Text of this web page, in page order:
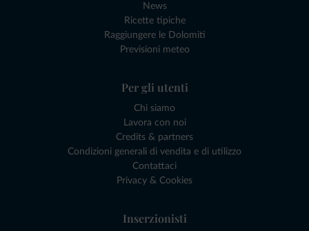
News
Ricette tipiche
Raggiungere le Dolomiti
Previsioni meteo
Per gli utenti
Chi siamo
Lavora con noi
Credits & partners
Condizioni generali di vendita e di utilizzo
Contattaci
Privacy & Cookies
Inserzionisti